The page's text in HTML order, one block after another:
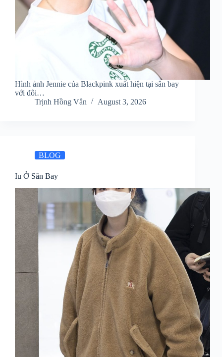
Hình ảnh Jennie của Blackpink xuất hiện tại sân bay
với đôi…
Trịnh Hồng Vân
August 3, 2026
BLOG
Iu Ở Sân Bay